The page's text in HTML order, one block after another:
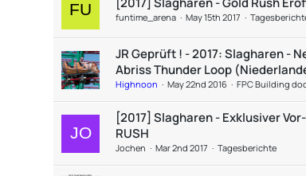
funtime_arena May 15th 2017
JR Geprüft ! - 2017: Slagharen -
Abriss Thunder Loop
Highnoon May 22nd 2016 FPC Building
[2017] Slagharen - Exklusiver
RUSH
Jochen Mar 2nd 2017 Tagesberichte